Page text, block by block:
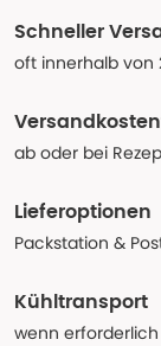
Schneller
oft innerhalb von
ab oder bei
Lieferoptionen
Packstation &
Kühltransport
wenn erforderlich